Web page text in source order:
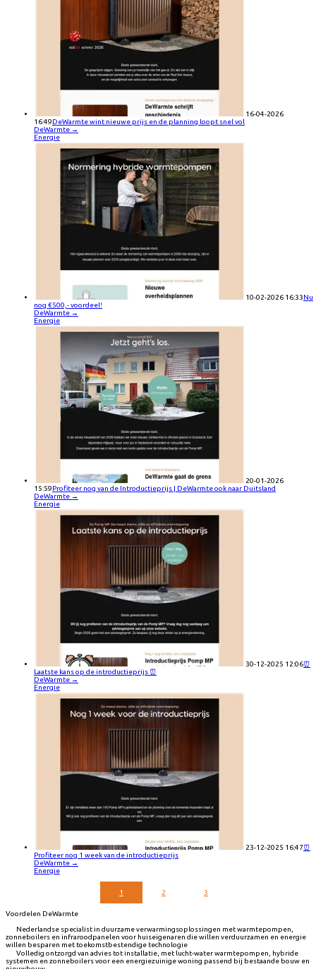
16-04-2026
16:49DeWarmte wint nieuwe prijs en de planning loopt snel vol
DeWarmte →
Energie
10-02-2026 16:33Nu
nog €500,- voordeel!
DeWarmte →
Energie
20-01-2026
15:59Profiteer nog van de Introductieprijs | DeWarmte ook naar Duitsland
DeWarmte →
Energie
30-12-2025 12:06⏰
Laatste kans op de introductieprijs ⏰
DeWarmte →
Energie
23-12-2025 16:47⏰
Profiteer nog 1 week van de introductieprijs
DeWarmte →
Energie
1 2 3
Voordelen DeWarmte
Nederlandse specialist in duurzame verwarmingsoplossingen met warmtepompen,
zonneboilers en infraroodpanelen voor huiseigenaren die willen verduurzamen en energie
willen besparen met toekomstbestendige technologie
Volledig ontzorgd van advies tot installatie, met lucht-water warmtepompen, hybride
systemen en zonneboilers voor een energiezuinige woning passend bij bestaande bouw en